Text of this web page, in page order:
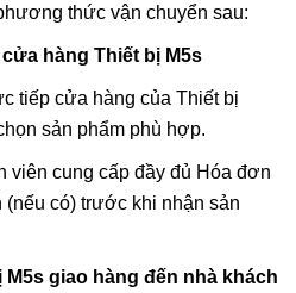
thức vận chuyển sau:
hàng Thiết bị M5s
tiếp cửa hàng của Thiết bị
sản phẩm phù hợp.
viên cung cấp đầy đủ Hóa đơn
(nếu có) trước khi nhận sản
giao hàng đến nhà khách